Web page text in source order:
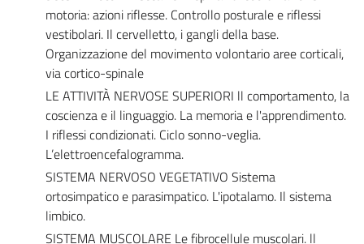
motoria: azioni riflesse. Controllo posturale e riflessi
vestibolari. Il cervelletto, i gangli della base.
Organizzazione del movimento volontario aree corticali,
via cortico-spinale
LE ATTIVITÀ NERVOSE SUPERIORI ll comportamento, la
coscienza e il linguaggio. La memoria e l'apprendimento.
I riflessi condizionati. Ciclo sonno-veglia.
L’elettroencefalogramma.
SISTEMA NERVOSO VEGETATIVO Sistema
ortosimpatico e parasimpatico. L'ipotalamo. Il sistema
limbico.
SISTEMA MUSCOLARE Le fibrocellule muscolari. ll